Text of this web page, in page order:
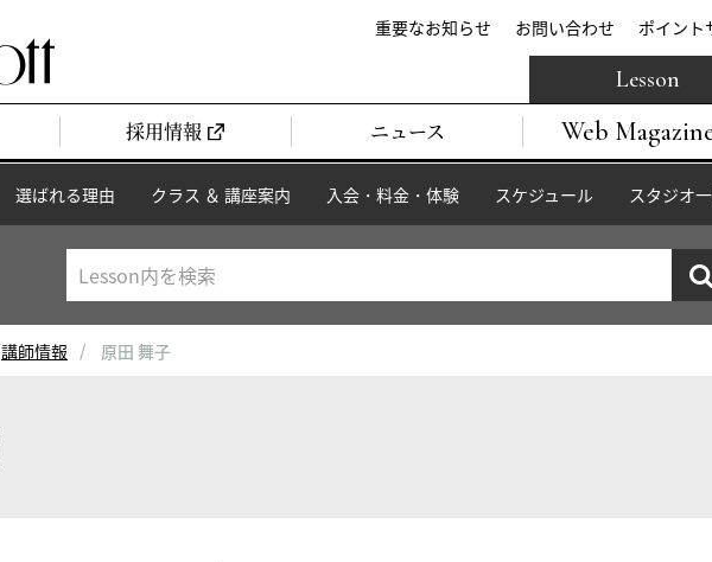
重要なお知らせ お問い合わせ ポイント
採用情報 ニュース Web
Lesson
選ばれる理由 クラス ＆ 講座案内 入会・料金・体験 スケジュール スタジオ
講師情報 原田 舞子